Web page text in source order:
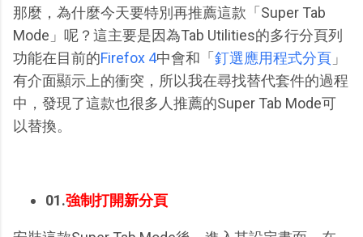
那麼，為什麼今天要特別再推薦這款「Super Tab
Mode」呢？這主要是因為Tab Utilities的多行分頁列
功能在目前的Firefox 4中會和「釘選應用程式分頁 」
有介面顯示上的衝突，所以我在尋找替代套件的過程
中，發現了這款也很多人推薦的Super Tab Mode可
以替換。
01.強制打開新分頁